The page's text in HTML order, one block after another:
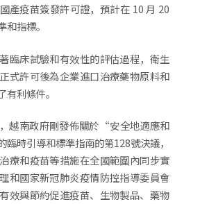
產疫苗簽發許可證，預計在 10 月 20
指標。
臨床試驗和有效性的評估過程，衛生
式許可後為企業進口治療藥物原料和
利條件。
越南政府剛發佈關於“安全地適應和
臨時引導和標準指南的第128號決議，
療和疫苗等措施在全國範圍內同步實
和國家新冠肺炎疫情防控指導委員會
效與節約促進疫苗、生物製品、藥物